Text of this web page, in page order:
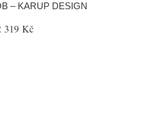
– KARUP DESIGN
319 Kč